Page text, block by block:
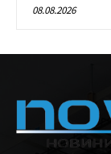
08.08.2026